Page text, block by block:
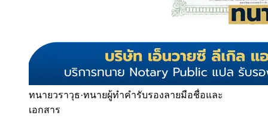
ทนายวราวุธ·ทนายผู้ทำคำรับรองลายมือชื่อและ
เอกสาร